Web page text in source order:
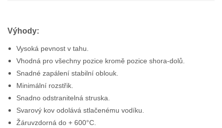
Výhody:
Vysoká pevnost v tahu.
Vhodná pro všechny pozice kromě pozice shora-dolů.
Snadné zapálení stabilní oblouk.
Minimální rozstřik.
Snadno odstranitelná struska.
Svarový kov odolává stlačenému vodíku.
Žáruvzdorná do + 600°C.